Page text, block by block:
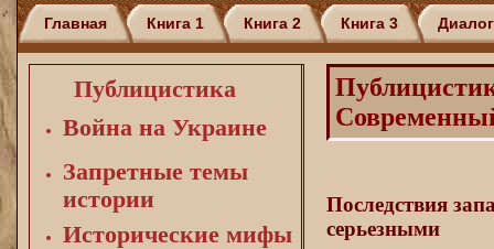
Главная Книга 1 Книга 2 Книга 3 Диалог
Публицистика
Война на Украине
Запретные темы
истории
Исторические мифы
Последствия
серьезными